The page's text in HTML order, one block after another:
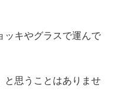
ッキやグラスで運んで
と思うことはありませ